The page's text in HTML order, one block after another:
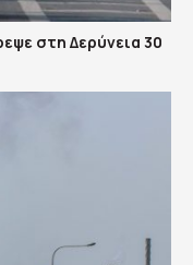
στη Δερύνεια 30